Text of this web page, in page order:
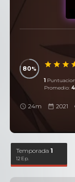
80
1
Promedio:
24m 2021
Temporada1
12 Ep.